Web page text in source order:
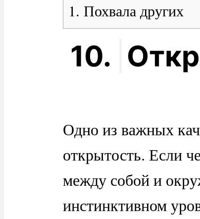
1. Похвала других
10.
Одно из важных
открытость. Если
между собой и
инстинктивном